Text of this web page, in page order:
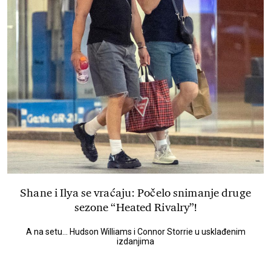
Shane i Ilya se vraćaju: Počelo snimanje druge
sezone “Heated Rivalry”!
A na setu... Hudson Williams i Connor Storrie u usklađenim
izdanjima